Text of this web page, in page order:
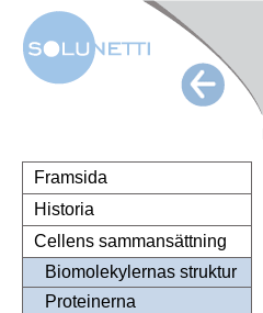
Framsida
Historia
Cellens sammansättning
Biomolekylernas struktur
Proteinerna